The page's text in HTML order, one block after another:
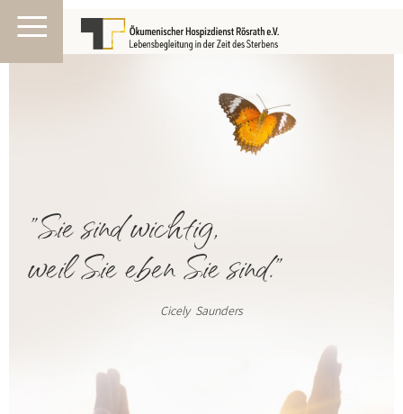
"Sie sind wichtig,
weil Sie eben Sie sind."
Cicely Saunders
≡